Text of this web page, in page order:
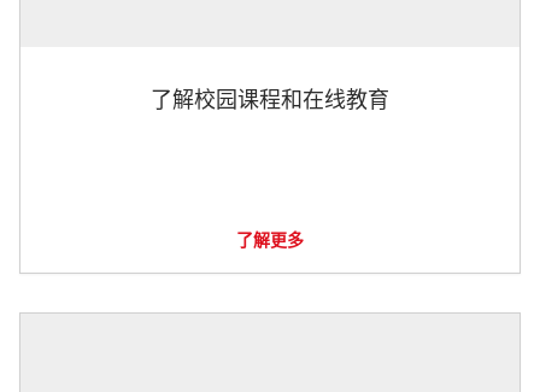
了解校园课程和在线教育
了解更多